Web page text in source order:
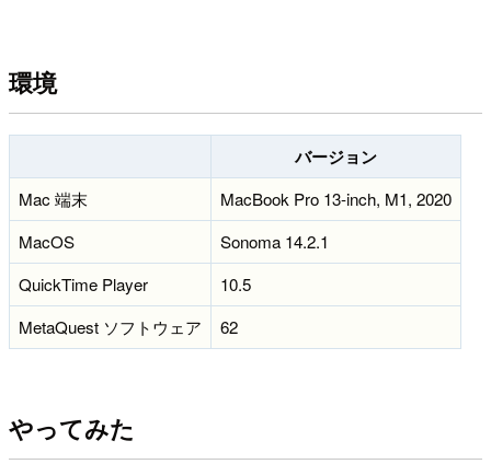
環境
バージョン
Mac 端末
MacBook Pro 13-inch, M1, 2020
MacOS
Sonoma 14.2.1
QuickTime Player
10.5
MetaQuest ソフトウェア
62
やってみた